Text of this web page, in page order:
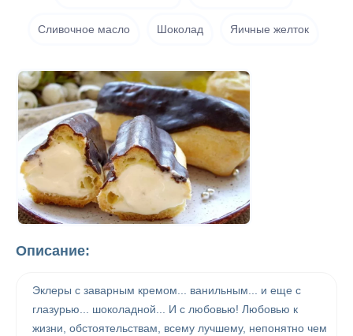
Сливочное масло Шоколад Яичные желток
Описание:
Эклеры с заварным кремом... ванильным... и еще с
глазурью... шоколадной... И с любовью! Любовью к
жизни, обстоятельствам, всему лучшему, непонятно чем